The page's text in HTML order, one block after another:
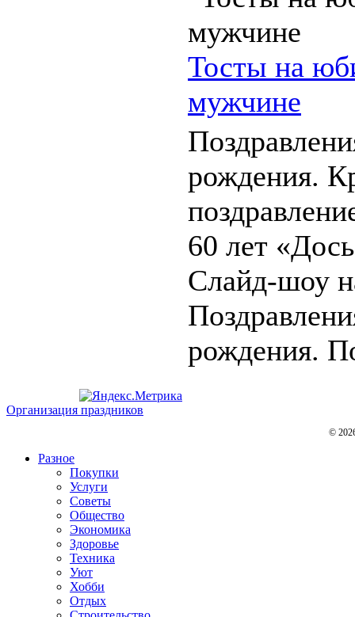
Тосты на
мужчине
рождения.
60 лет
Слайд-шоу
рождения.
Организация праздников
©
Разное
Покупки
Услуги
Советы
Общество
Экономика
Здоровье
Техника
Уют
Хобби
Отдых